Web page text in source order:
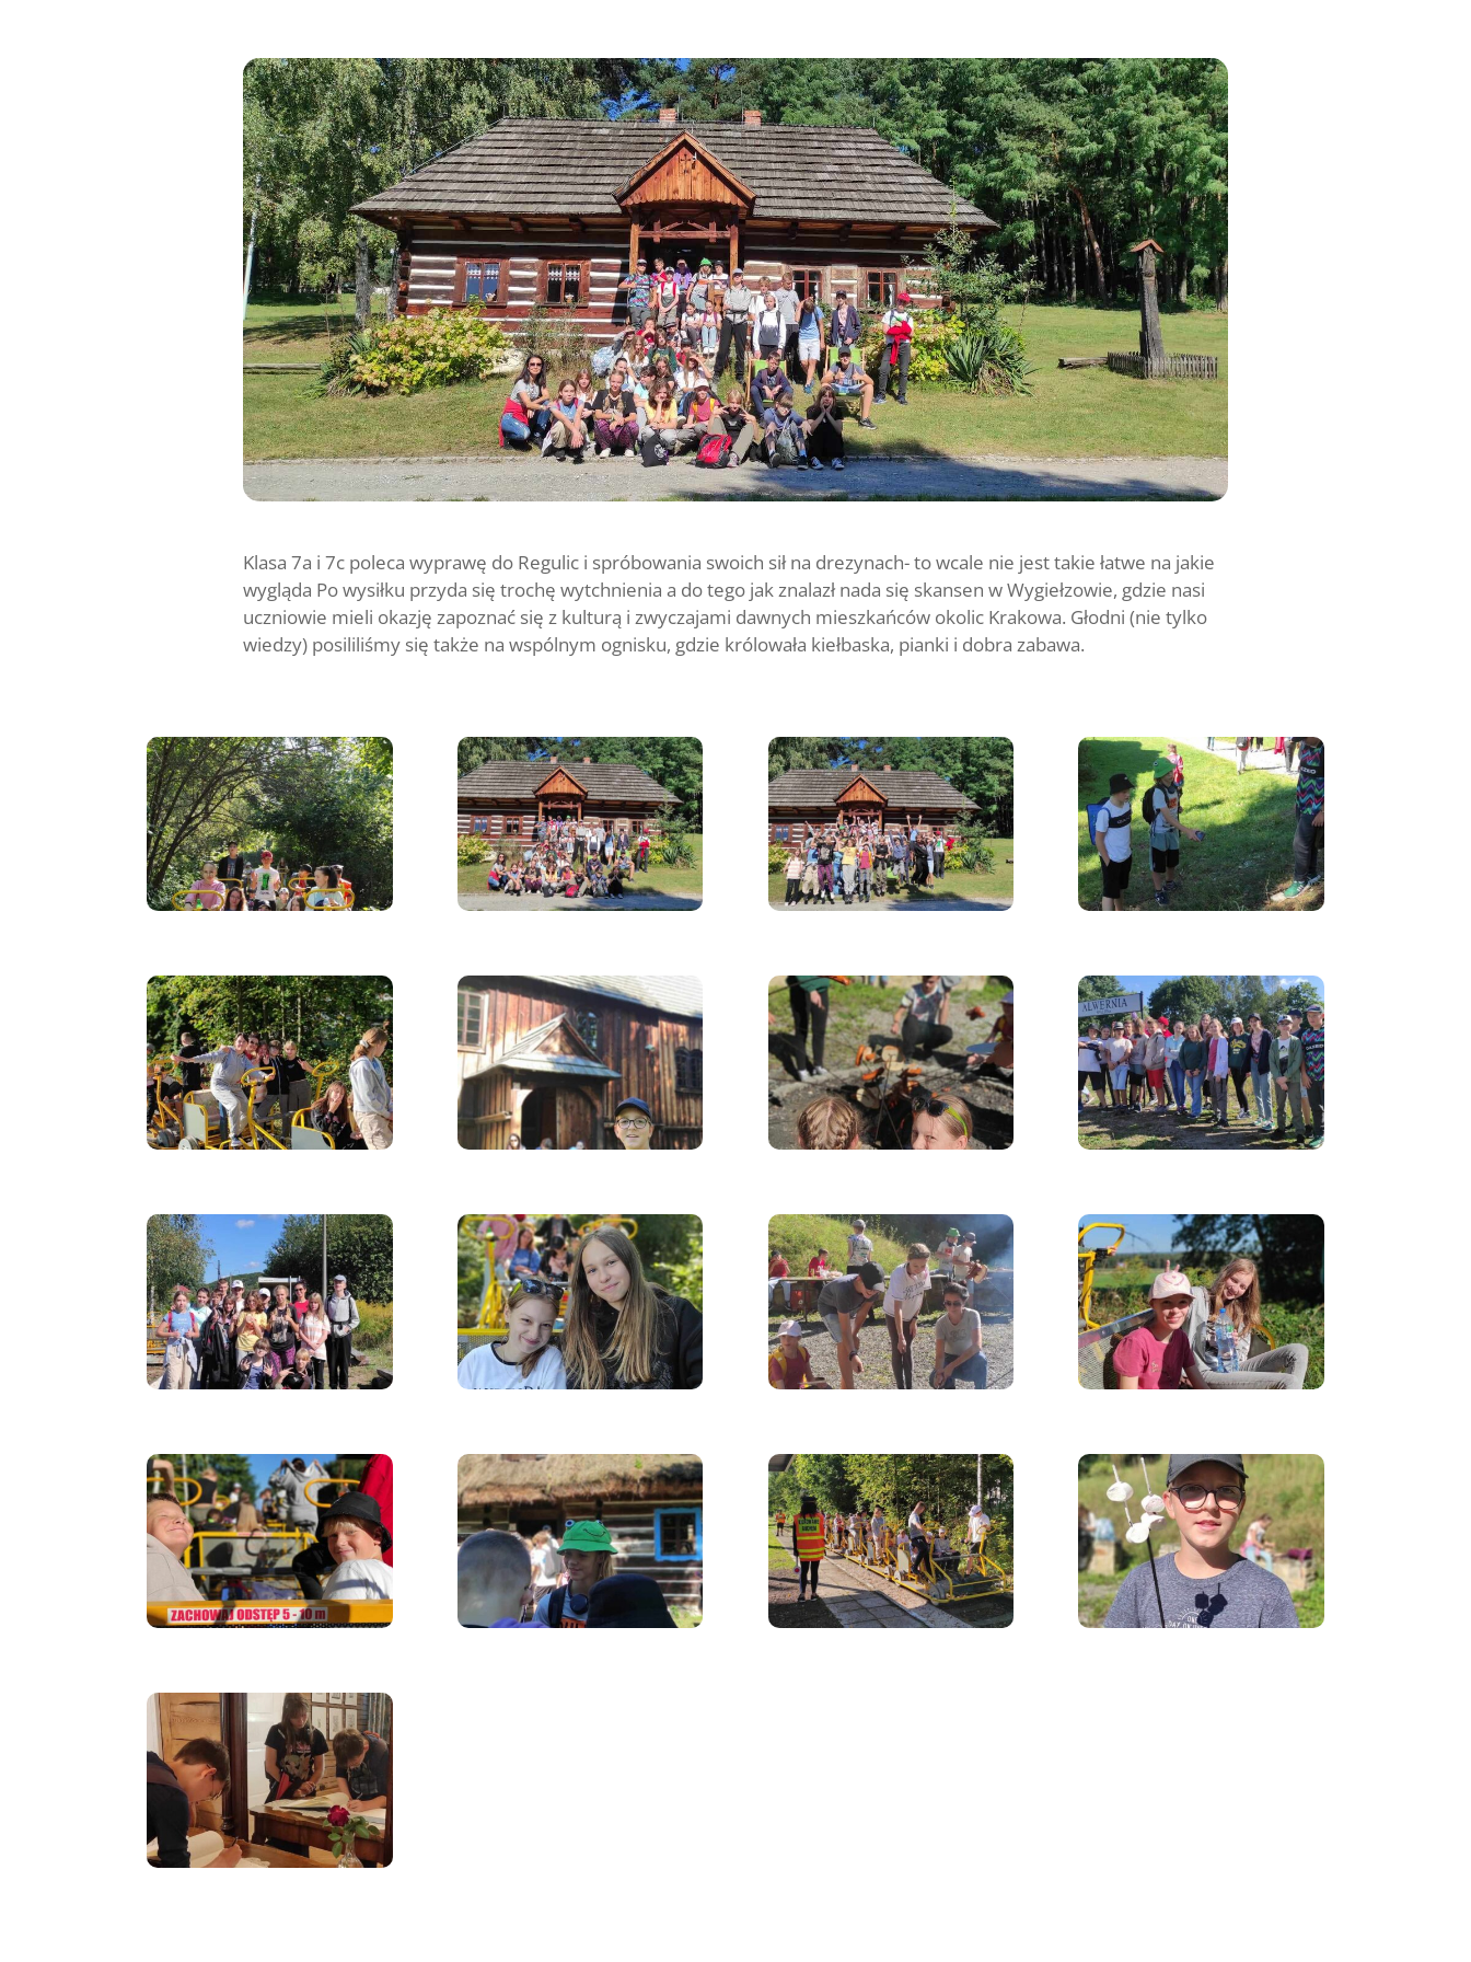
Klasa 7a i 7c poleca wyprawę do Regulic i spróbowania swoich sił na drezynach- to wcale nie jest takie łatwe na jakie
wygląda Po wysiłku przyda się trochę wytchnienia a do tego jak znalazł nada się skansen w Wygiełzowie, gdzie nasi
uczniowie mieli okazję zapoznać się z kulturą i zwyczajami dawnych mieszkańców okolic Krakowa. Głodni (nie tylko
wiedzy) posililiśmy się także na wspólnym ognisku, gdzie królowała kiełbaska, pianki i dobra zabawa.